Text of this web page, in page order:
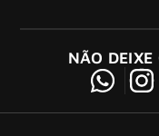
NÃO DEIXE